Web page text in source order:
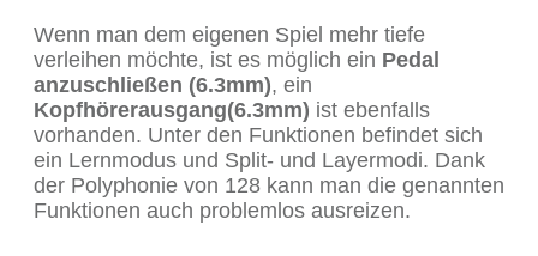
Wenn man dem eigenen Spiel mehr tiefe
verleihen möchte, ist es möglich ein Pedal
anzuschließen (6.3mm), ein
Kopfhörerausgang(6.3mm) ist ebenfalls
vorhanden. Unter den Funktionen befindet sich
ein Lernmodus und Split- und Layermodi. Dank
der Polyphonie von 128 kann man die genannten
Funktionen auch problemlos ausreizen.